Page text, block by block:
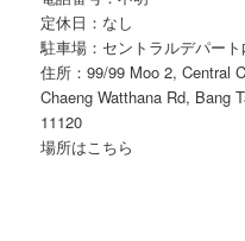
定休日：なし
駐車場：セントラルデパート
住所：99/99 Moo 2, Central
Chaeng Watthana Rd, Bang
11120
場所はこちら